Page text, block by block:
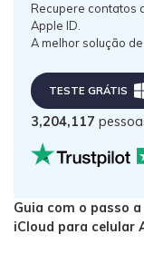
Recupere contatos
Apple ID.
A melhor solução
TESTE GRÁTIS
3,204,117
Guia com o passo
iCloud para celular